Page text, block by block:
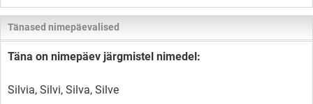
Tänased nimepäevalised
Täna on nimepäev järgmistel nimedel:
Silvia, Silvi, Silva, Silve